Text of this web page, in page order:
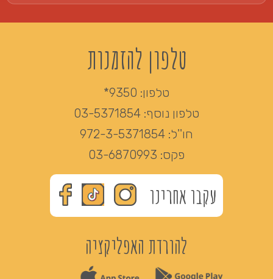
טלפון להזמנות
טלפון: 9350*
טלפון נוסף: 03-5371854
חו''ל: 972-3-5371854
פקס: 03-6870993
עקבו אחרינו
להורדת האפליקציה